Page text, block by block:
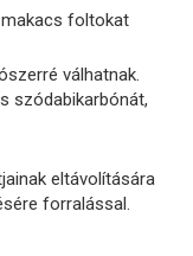
foltokat
válhatnak.
szódabikarbónát,
eltávolítására
forralással.